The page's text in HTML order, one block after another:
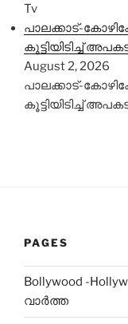
Tv
പാലക്കാട്-
കൂട്ടിയിടിച്ച്
August 2, 2026
പാലക്കാട്-
കൂട്ടിയിടിച്ച്
PAGES
Bollywood -
വാർത്ത